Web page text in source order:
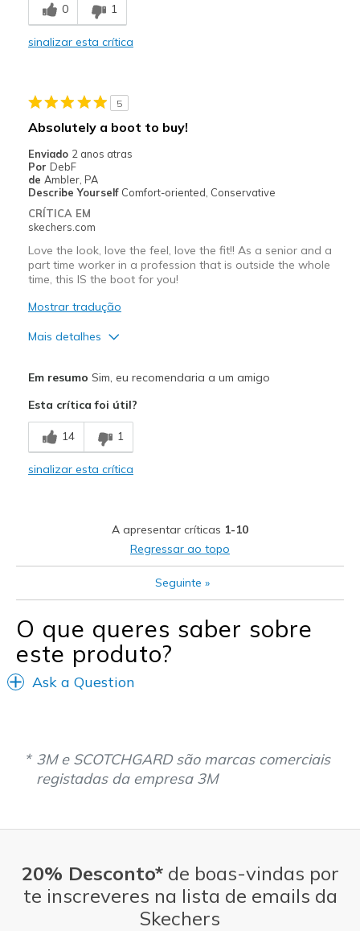
Stylish
Cold Weather
Width
Sizing
Was this a gift?
No
0 1
sinalizar esta crítica
5
Absolutely a boot to buy!
Enviado 2 anos atras
Por DebF
de Ambler, PA
Describe Yourself Comfort-oriented, Conservative
CRÍTICA EM
skechers.com
Love the look, love the feel, love the fit!! As a senior and a
part time worker in a profession that is outside the whole
time, this IS the boot for you!
Mostrar tradução
Mais detalhes
Durable
Good Cushioning
Casual Wear
Cold Weather
Going Out
Width
Feels true to width
Sizing
Feels true to size
Em resumo Sim, eu recomendaria a um amigo
Esta crítica foi útil?
14 1
sinalizar esta crítica
A apresentar críticas 1-10
Regressar ao topo
Seguinte »
O que queres saber sobre
este produto?
Ask a Question
3M e SCOTCHGARD são marcas comerciais
registadas da empresa 3M
20% Desconto*de boas-vindas por
te inscreveres na lista de emails da
Skechers